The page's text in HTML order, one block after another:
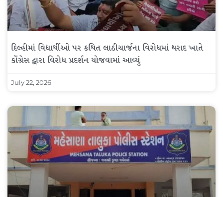
દિલ્હીમાં વિદ્યાર્થીઓ પર કથિત લાઠીચાર્જના વિરોધમાં થરાદ ખાતે
કોંગ્રેસ દ્વારા વિરોધ પ્રદર્શન યોજવામાં આવ્યું
July 22, 2026